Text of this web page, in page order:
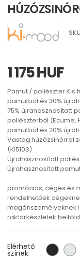
1 175 HUF
Pamut / poliészter Kis
pamutból és 30%
75% újrahasznosított
poliészterből (Ecume,
pamutból és 20%
Vastag húzózsinórral
(KI5103)
Újrahasznosított
Újrahasznosított
promóciós, céges és
rendelhetőek
magánszemélyeknek
raktárkészletek
Elérhető
színek: